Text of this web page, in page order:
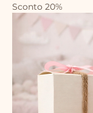
Sconto 20%